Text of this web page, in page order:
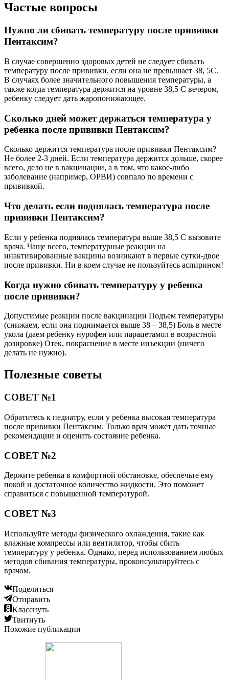
Частые вопросы
Нужно ли сбивать температуру после прививки
Пентаксим?
В случае совершенно здоровых детей не следует сбивать
температуру после прививки, если она не превышает 38, 5С.
В случаях более значительного повышения температуры, а
также когда температура держится на уровне 38,5 С вечером,
ребенку следует дать жаропонижающее.
Сколько дней может держаться температура у
ребенка после прививки Пентаксим?
Сколько держится температура после прививки Пентаксим?
Не более 2-3 дней. Если температура держится дольше, скорее
всего, дело не в вакцинации, а в том, что какое-либо
заболевание (например, ОРВИ) совпало по времени с
прививкой.
Что делать если поднялась температура после
прививки Пентаксим?
Если у ребенка поднялась температура выше 38,5 С вызовите
врача. Чаще всего, температурные реакции на
инактивированные вакцины возникают в первые сутки-двое
после прививки. Ни в коем случае не пользуйтесь аспирином!
Когда нужно сбивать температуру у ребенка
после прививки?
Допустимые реакции после вакцинации Подъем температуры
(снижаем, если она поднимается выше 38 – 38,5) Боль в месте
укола (даем ребенку нурофен или парацетамол в возрастной
дозировке) Отек, покраснение в месте инъекции (ничего
делать не нужно).
Полезные советы
СОВЕТ №1
Обратитесь к педиатру, если у ребенка высокая температура
после прививки Пентаксим. Только врач может дать точные
рекомендации и оценить состояние ребенка.
СОВЕТ №2
Держите ребенка в комфортной обстановке, обеспечьте ему
покой и достаточное количество жидкости. Это поможет
справиться с повышенной температурой.
СОВЕТ №3
Используйте методы физического охлаждения, такие как
влажные компрессы или вентилятор, чтобы сбить
температуру у ребенка. Однако, перед использованием любых
методов сбивания температуры, проконсультируйтесь с
врачом.
Поделиться
Отправить
Класснуть
Твитнуть
Похожие публикации